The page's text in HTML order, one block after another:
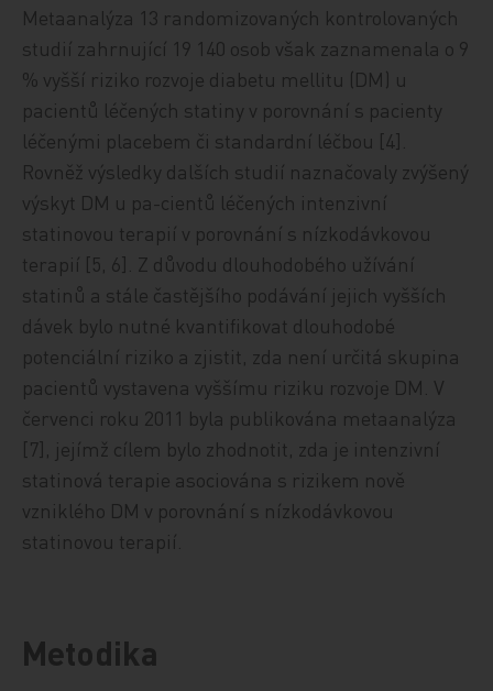
Metaanalýza 13 randomizovaných kontrolovaných
studií zahrnující 19 140 osob však zaznamenala o 9
% vyšší riziko rozvoje diabetu mellitu (DM) u
pacientů léčených statiny v porovnání s pacienty
léčenými placebem či standardní léčbou [4].
Rovněž výsledky dalších studií naznačovaly zvýšený
výskyt DM u pa-cientů léčených intenzivní
statinovou terapií v porovnání s nízkodávkovou
terapií [5, 6]. Z důvodu dlouhodobého užívání
statinů a stále častějšího podávání jejich vyšších
dávek bylo nutné kvantifikovat dlouhodobé
potenciální riziko a zjistit, zda není určitá skupina
pacientů vystavena vyššímu riziku rozvoje DM. V
červenci roku 2011 byla publikována metaanalýza
[7], jejímž cílem bylo zhodnotit, zda je intenzivní
statinová terapie asociována s rizikem nově
vzniklého DM v porovnání s nízkodávkovou
statinovou terapií.
Metodika